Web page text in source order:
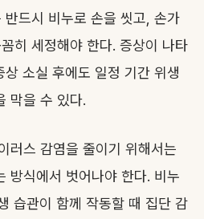
드시 비누로 손을 씻고, 손가
히 세정해야 한다. 증상이 나타
소실 후에도 일정 기간 위생
막을 수 있다.
러스 감염을 줄이기 위해서는
방식에서 벗어나야 한다. 비누
습관이 함께 작동할 때 집단 감